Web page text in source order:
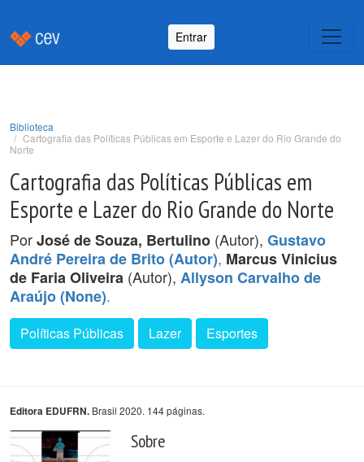
Entrar
Biblioteca
Cartografia das Políticas Públicas em Esporte e Lazer do Rio Grande do
Norte
Cartografia das Políticas Públicas em
Esporte e Lazer do Rio Grande do Norte
PorJosé de Souza, Bertulino (Autor), Gustavo
André Pereira de Brito (Autor), Marcus Vinicius
de Faria Oliveira (Autor), Allyson Carvalho de
Araújo (None).
Políticas Públicas Lazer Esportes
Editora EDUFRN. Brasil 2020. 144 páginas.
Sobre